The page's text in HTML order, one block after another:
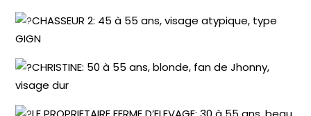
CHASSEUR 2: 45 à 55 ans, visage atypique, type
GIGN
CHRISTINE: 50 à 55 ans, blonde, fan de Jhonny,
visage dur